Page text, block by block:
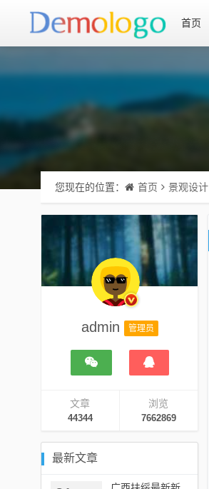
首页
您现在的位置： 首页 景观设计
admin 管理员
文章
44344
浏览
7662869
最新文章